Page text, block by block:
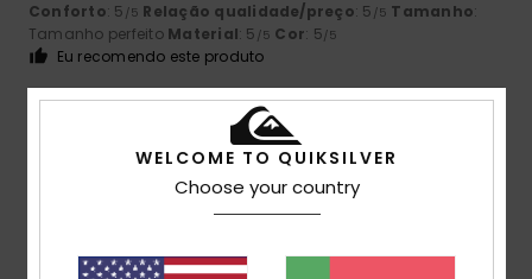
Conforto: 5 /5 Relação qualidade/preço: 5 /5 Tamanho:
Tamanho perfeito Material: 5 /5 Cor: 5/5
Eu recomendo este produto
5/5
muito bonito
WELCOME TO QUIKSILVER
Choose your country